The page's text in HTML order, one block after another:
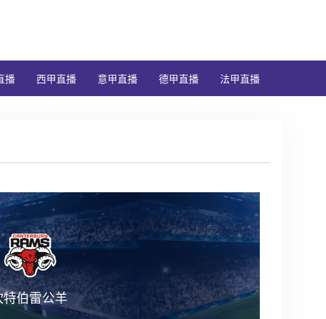
播 西甲直播 意甲直播 德甲直播 法甲直播
特伯雷公羊